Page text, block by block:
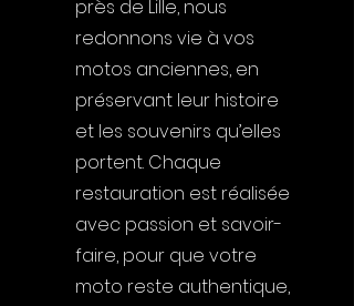
près de Lille, nous
redonnons vie à vos
motos anciennes, en
préservant leur histoire
et les souvenirs qu’elles
portent. Chaque
restauration est réalisée
avec passion et savoir-
faire, pour que votre
moto reste authentique,